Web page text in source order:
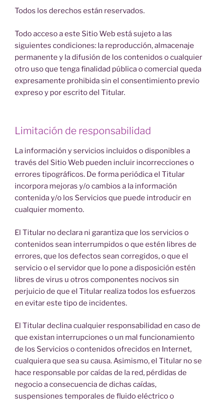
Todos los derechos están reservados.
Todo acceso a este Sitio Web está sujeto a las
siguientes condiciones: la reproducción, almacenaje
permanente y la difusión de los contenidos o cualquier
otro uso que tenga finalidad pública o comercial queda
expresamente prohibida sin el consentimiento previo
expreso y por escrito del Titular.
Limitación de responsabilidad
La información y servicios incluidos o disponibles a
través del Sitio Web pueden incluir incorrecciones o
errores tipográficos. De forma periódica el Titular
incorpora mejoras y/o cambios a la información
contenida y/o los Servicios que puede introducir en
cualquier momento.
El Titular no declara ni garantiza que los servicios o
contenidos sean interrumpidos o que estén libres de
errores, que los defectos sean corregidos, o que el
servicio o el servidor que lo pone a disposición estén
libres de virus u otros componentes nocivos sin
perjuicio de que el Titular realiza todos los esfuerzos
en evitar este tipo de incidentes.
El Titular declina cualquier responsabilidad en caso de
que existan interrupciones o un mal funcionamiento
de los Servicios o contenidos ofrecidos en Internet,
cualquiera que sea su causa. Asimismo, el Titular no se
hace responsable por caídas de la red, pérdidas de
negocio a consecuencia de dichas caídas,
suspensiones temporales de fluido eléctrico o